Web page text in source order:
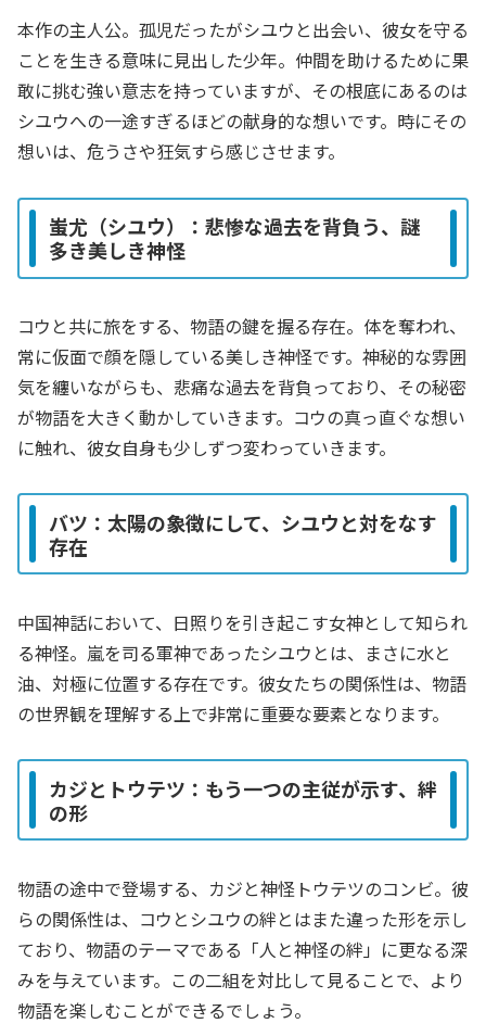
本作の主人公。孤児だったがシユウと出会い、彼女を守る
ことを生きる意味に見出した少年。仲間を助けるために果
敢に挑む強い意志を持っていますが、その根底にあるのは
シユウへの一途すぎるほどの献身的な想いです。時にその
想いは、危うさや狂気すら感じさせます。
蚩尤（シユウ）：悲惨な過去を背負う、謎
多き美しき神怪
コウと共に旅をする、物語の鍵を握る存在。体を奪われ、
常に仮面で顔を隠している美しき神怪です。神秘的な雰囲
気を纏いながらも、悲痛な過去を背負っており、その秘密
が物語を大きく動かしていきます。コウの真っ直ぐな想い
に触れ、彼女自身も少しずつ変わっていきます。
バツ：太陽の象徴にして、シユウと対をなす
存在
中国神話において、日照りを引き起こす女神として知られ
る神怪。嵐を司る軍神であったシユウとは、まさに水と
油、対極に位置する存在です。彼女たちの関係性は、物語
の世界観を理解する上で非常に重要な要素となります。
カジとトウテツ：もう一つの主従が示す、絆
の形
物語の途中で登場する、カジと神怪トウテツのコンビ。彼
らの関係性は、コウとシユウの絆とはまた違った形を示し
ており、物語のテーマである「人と神怪の絆」に更なる深
みを与えています。この二組を対比して見ることで、より
物語を楽しむことができるでしょう。